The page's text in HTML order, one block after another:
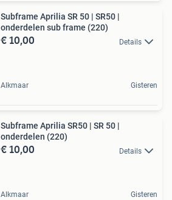
Subframe Aprilia SR 50 | SR50 |
onderdelen sub frame (220)
€ 10,00 Details
Alkmaar Gisteren
Subframe Aprilia SR50 | SR 50 |
onderdelen (220)
€ 10,00 Details
Alkmaar Gisteren